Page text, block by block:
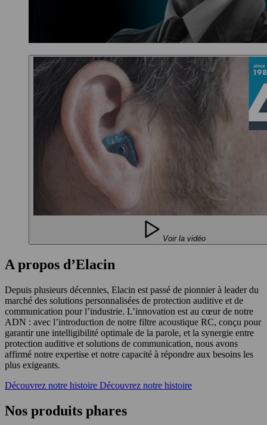
Voir la vidéo
A propos d’Elacin
Depuis plusieurs décennies, Elacin est passé de pionnier à leader du
marché des solutions personnalisées de protection auditive et de
communication pour l’industrie. L’innovation est au cœur de notre
ADN : avec l’introduction de notre filtre acoustique RC, conçu pour
garantir une intelligibilité optimale de la parole, et la synergie entre
protection auditive et solutions de communication, nous avons
affirmé notre expertise et notre capacité à répondre aux besoins les
plus exigeants.
Découvrez notre histoire Découvrez notre histoire
Nos produits phares